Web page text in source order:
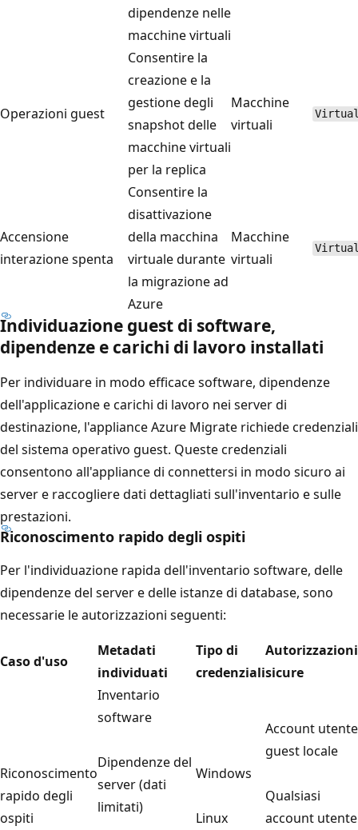
dipendenze nelle
macchine virtuali
Operazioni guest
Consentire la
creazione e la
gestione degli
snapshot delle
macchine virtuali
per la replica
Macchine
virtuali
Accensione
interazione spenta
Consentire la
disattivazione
della macchina
virtuale durante
la migrazione ad
Azure
Macchine
virtuali
Individuazione guest di software,
dipendenze e carichi di lavoro installati
Per individuare in modo efficace software, dipendenze
dell'applicazione e carichi di lavoro nei server di
destinazione, l'appliance Azure Migrate richiede credenziali
del sistema operativo guest. Queste credenziali
consentono all'appliance di connettersi in modo sicuro ai
server e raccogliere dati dettagliati sull'inventario e sulle
prestazioni.
Riconoscimento rapido degli ospiti
Per l'individuazione rapida dell'inventario software, delle
dipendenze del server e delle istanze di database, sono
necessarie le autorizzazioni seguenti:
Caso d'uso
Metadati
individuati
Tipo di
credenziali
Autorizzazioni
sicure
Riconoscimento
rapido degli
ospiti
Inventario
software
Dipendenze del
server (dati
limitati)
Windows
Linux
Account utente
guest locale
Qualsiasi
account utente